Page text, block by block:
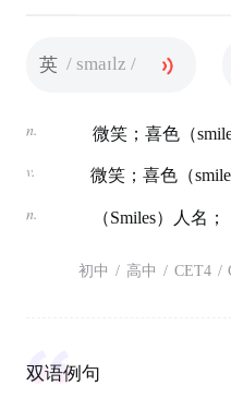
英 / smaɪlz /
n. 微笑；喜色（
v. 微笑；喜色（
n. （Smiles）人名
初中 / 高中 / CET4 /
双语例句